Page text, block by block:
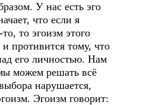
У нас есть эго
что если я
то эгоизм этого
и противится тому, что
его личностью. Нам
можем решать всё
нарушается,
Эгоизм говорит: